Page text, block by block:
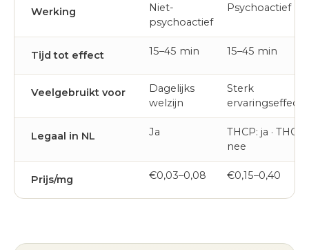
Werking
Niet-
psychoactief
Psychoactief
Tijd tot effect 15–45 min 15–45 min
Veelgebruikt voor
Dagelijks
welzijn
Sterk
ervaringseffect
Legaal in NL Ja
THCP: ja · THC:
nee
Prijs/mg €0,03–0,08 €0,15–0,40